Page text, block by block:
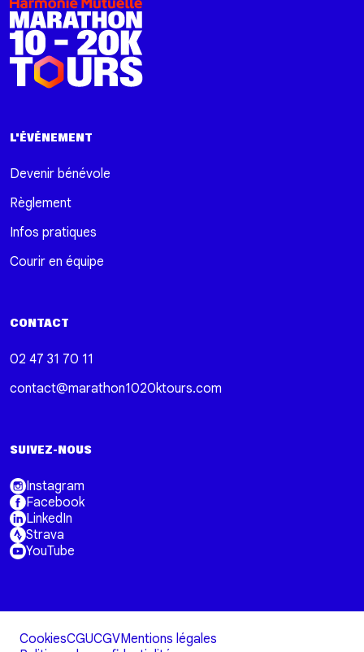
L'ÉVÉNEMENT
Devenir bénévole
Règlement
Infos pratiques
Courir en équipe
CONTACT
02 47 31 70 11
contact@marathon1020ktours.com
SUIVEZ-NOUS
Instagram
Facebook
LinkedIn
Strava
YouTube
CookiesCGUCGVMentions légales